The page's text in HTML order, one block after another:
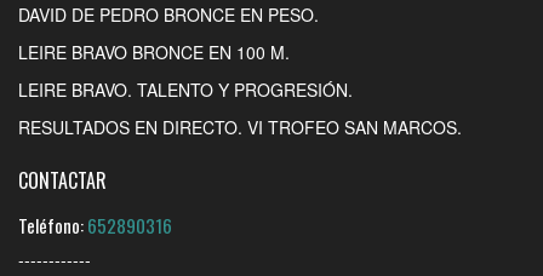
DAVID DE PEDRO BRONCE EN PESO.
LEIRE BRAVO BRONCE EN 100 M.
LEIRE BRAVO. TALENTO Y PROGRESIÓN.
RESULTADOS EN DIRECTO. VI TROFEO SAN MARCOS.
CONTACTAR
Teléfono:652890316
------------